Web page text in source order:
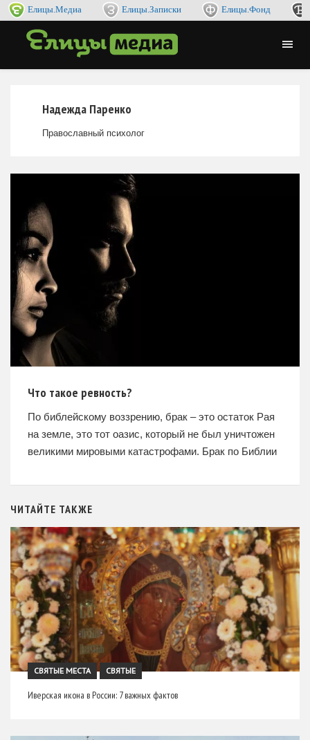
Елицы.Медиа Елицы.Записки Елицы.Фонд
Надежда Паренко
Православный психолог
Что такое ревность?
По библейскому воззрению, брак – это остаток Рая
на земле, это тот оазис, который не был уничтожен
великими мировыми катастрофами. Брак по Библии
ЧИТАЙТЕ ТАКЖЕ
СВЯТЫЕ МЕСТА СВЯТЫЕ
Иверская икона в России: 7 важных фактов